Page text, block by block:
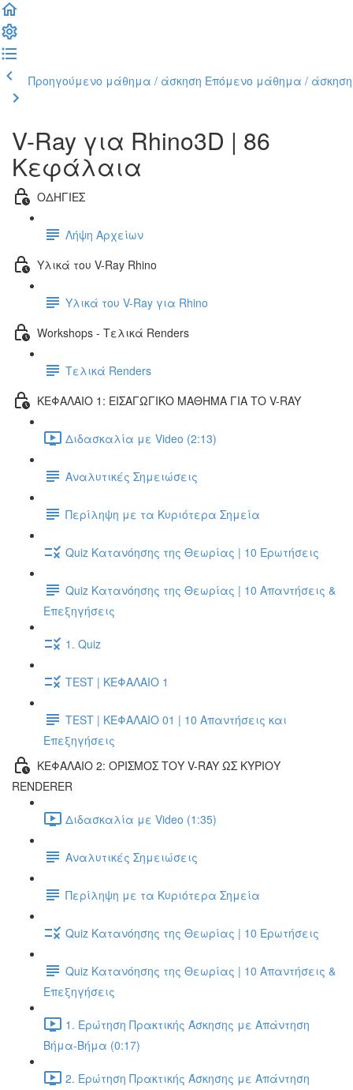
Προηγούμενο μάθημα / άσκηση Επόμενο μάθημα / άσκηση
V-Ray για Rhino3D | 86
Κεφάλαια
ΟΔΗΓΙΕΣ
Λήψη Αρχείων
Υλικά του V-Ray Rhino
Υλικά του V-Ray για Rhino
Workshops - Τελικά Renders
Τελικά Renders
ΚΕΦΑΛΑΙΟ 1: ΕΙΣΑΓΩΓΙΚΟ ΜΑΘΗΜΑ ΓΙΑ ΤΟ V-RAY
Διδασκαλία με Video (2:13)
Αναλυτικές Σημειώσεις
Περίληψη με τα Κυριότερα Σημεία
Quiz Κατανόησης της Θεωρίας | 10 Ερωτήσεις
Quiz Κατανόησης της Θεωρίας | 10 Απαντήσεις &
Επεξηγήσεις
1. Quiz
TEST | ΚΕΦΑΛΑΙΟ 1
TEST | ΚΕΦΑΛΑΙΟ 01 | 10 Απαντήσεις και
Επεξηγήσεις
ΚΕΦΑΛΑΙΟ 2: ΟΡΙΣΜΟΣ ΤΟΥ V-RAY ΩΣ ΚΥΡΙΟΥ
RENDERER
Διδασκαλία με Video (1:35)
Αναλυτικές Σημειώσεις
Περίληψη με τα Κυριότερα Σημεία
Quiz Κατανόησης της Θεωρίας | 10 Ερωτήσεις
Quiz Κατανόησης της Θεωρίας | 10 Απαντήσεις &
Επεξηγήσεις
1. Ερώτηση Πρακτικής Άσκησης με Απάντηση
Βήμα-Βήμα (0:17)
2. Ερώτηση Πρακτικής Άσκησης με Απάντηση